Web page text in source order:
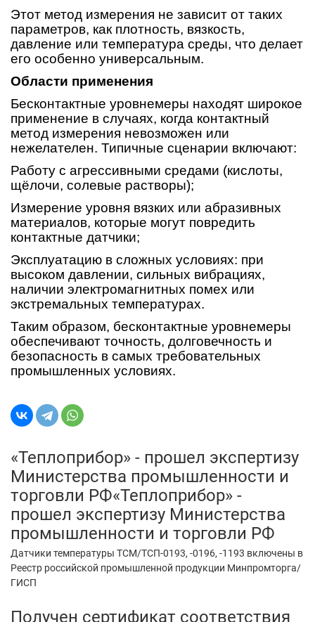
Этот метод измерения не зависит от таких
параметров, как плотность, вязкость,
давление или температура среды, что делает
его особенно универсальным.
Области применения
Бесконтактные уровнемеры находят широкое
применение в случаях, когда контактный
метод измерения невозможен или
нежелателен. Типичные сценарии включают:
Работу с агрессивными средами (кислоты,
щёлочи, солевые растворы);
Измерение уровня вязких или абразивных
материалов, которые могут повредить
контактные датчики;
Эксплуатацию в сложных условиях: при
высоком давлении, сильных вибрациях,
наличии электромагнитных помех или
экстремальных температурах.
Таким образом, бесконтактные уровнемеры
обеспечивают точность, долговечность и
безопасность в самых требовательных
промышленных условиях.
«Теплоприбор» - прошел экспертизу
Министерства промышленности и
торговли РФ«Теплоприбор» -
прошел экспертизу Министерства
промышленности и торговли РФ
Датчики температуры ТСМ/ТСП-0193, -0196, -1193 включены в
Реестр российской промышленной продукции Минпромторга/
ГИСП
Получен сертификат соответствия